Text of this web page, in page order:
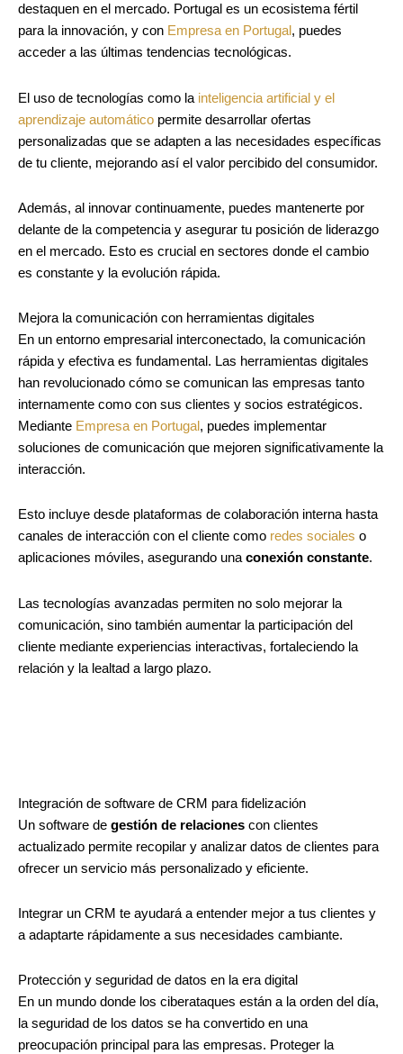
destaquen en el mercado. Portugal es un ecosistema fértil
para la innovación, y con Empresa en Portugal, puedes
acceder a las últimas tendencias tecnológicas.
El uso de tecnologías como la inteligencia artificial y el
aprendizaje automático permite desarrollar ofertas
personalizadas que se adapten a las necesidades específicas
de tu cliente, mejorando así el valor percibido del consumidor.
Además, al innovar continuamente, puedes mantenerte por
delante de la competencia y asegurar tu posición de liderazgo
en el mercado. Esto es crucial en sectores donde el cambio
es constante y la evolución rápida.
Mejora la comunicación con herramientas digitales
En un entorno empresarial interconectado, la comunicación
rápida y efectiva es fundamental. Las herramientas digitales
han revolucionado cómo se comunican las empresas tanto
internamente como con sus clientes y socios estratégicos.
Mediante Empresa en Portugal, puedes implementar
soluciones de comunicación que mejoren significativamente la
interacción.
Esto incluye desde plataformas de colaboración interna hasta
canales de interacción con el cliente como redes sociales o
aplicaciones móviles, asegurando unaconexión constante.
Las tecnologías avanzadas permiten no solo mejorar la
comunicación, sino también aumentar la participación del
cliente mediante experiencias interactivas, fortaleciendo la
relación y la lealtad a largo plazo.
Integración de software de CRM para fidelización
Un software de gestión de relaciones con clientes
actualizado permite recopilar y analizar datos de clientes para
ofrecer un servicio más personalizado y eficiente.
Integrar un CRM te ayudará a entender mejor a tus clientes y
a adaptarte rápidamente a sus necesidades cambiante.
Protección y seguridad de datos en la era digital
En un mundo donde los ciberataques están a la orden del día,
la seguridad de los datos se ha convertido en una
preocupación principal para las empresas. Proteger la